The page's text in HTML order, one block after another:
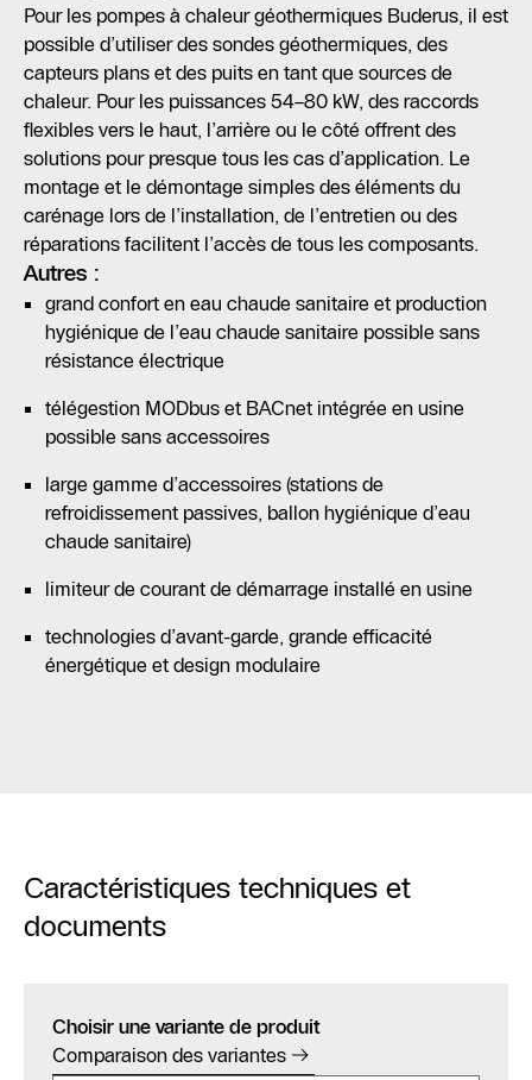
Pour les pompes à chaleur géothermiques Buderus, il est
possible d’utiliser des sondes géothermiques, des
capteurs plans et des puits en tant que sources de
chaleur. Pour les puissances 54–80 kW, des raccords
flexibles vers le haut, l’arrière ou le côté offrent des
solutions pour presque tous les cas d’application. Le
montage et le démontage simples des éléments du
carénage lors de l’installation, de l’entretien ou des
réparations facilitent l’accès de tous les composants.
Autres :
grand confort en eau chaude sanitaire et production
hygiénique de l’eau chaude sanitaire possible sans
résistance électrique
télégestion MODbus et BACnet intégrée en usine
possible sans accessoires
large gamme d’accessoires (stations de
refroidissement passives, ballon hygiénique d’eau
chaude sanitaire)
limiteur de courant de démarrage installé en usine
technologies d’avant-garde, grande efficacité
énergétique et design modulaire
Caractéristiques techniques et
documents
Choisir une variante de produit
Comparaison des variantes